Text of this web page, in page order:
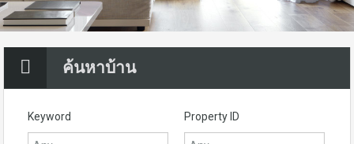
ค้นหาบ้าน
Keyword Property ID